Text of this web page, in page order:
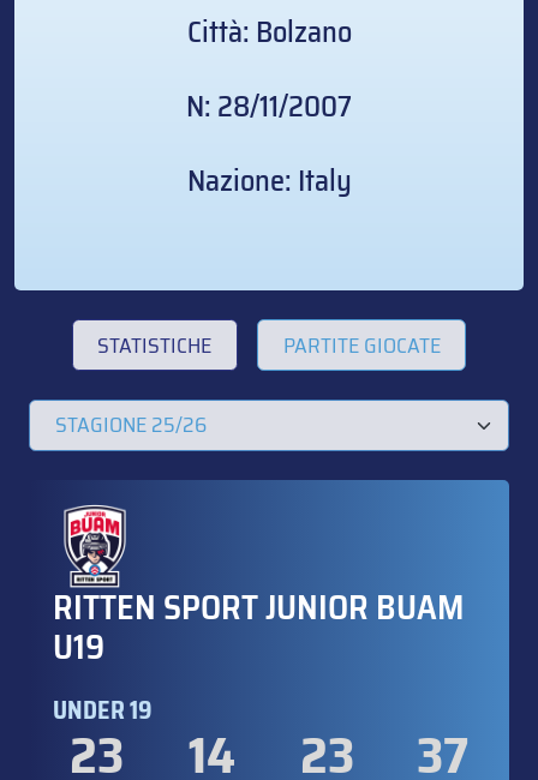
Città: Bolzano
N: 28/11/2007
Nazione: Italy
STATISTICHE PARTITE GIOCATE
RITTEN SPORT JUNIOR BUAM
U19
UNDER 19
23 14 23 37